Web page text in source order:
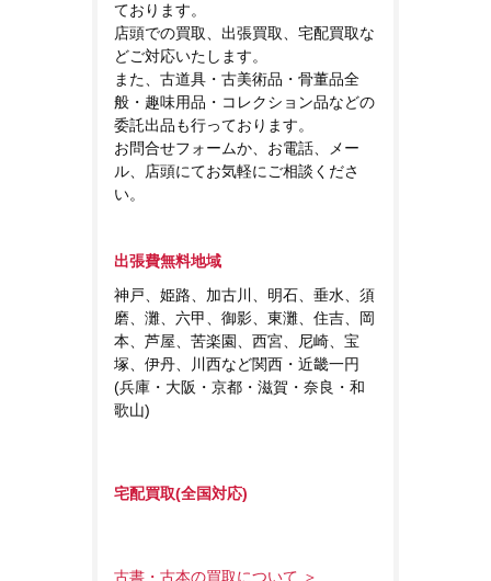
ております。
店頭での買取、出張買取、宅配買取な
どご対応いたします。
また、古道具・古美術品・骨董品全
般・趣味用品・コレクション品などの
委託出品も行っております。
お問合せフォームか、お電話、メー
ル、店頭にてお気軽にご相談くださ
い。
出張費無料地域
神戸、姫路、加古川、明石、垂水、須
磨、灘、六甲、御影、東灘、住吉、岡
本、芦屋、苦楽園、西宮、尼崎、宝
塚、伊丹、川西など関西・近畿一円
(兵庫・大阪・京都・滋賀・奈良・和
歌山)
宅配買取(全国対応)
古書・古本の買取について ＞